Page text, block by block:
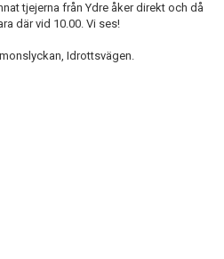
tjejerna från Ydre åker direkt och då
där vid 10.00. Vi ses!
Idrottsvägen.